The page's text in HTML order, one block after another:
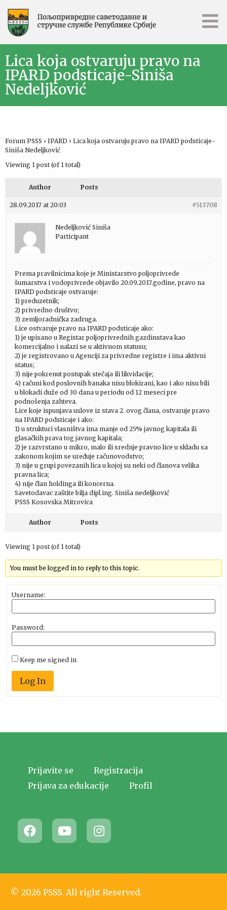
Lica koja ostvaruju pravo na
IPARD podsticaje-Siniša
Nedeljković
Forum PSSS › IPARD › Lica koja ostvaruju pravo na IPARD podsticaje-
Siniša Nedeljković
Viewing 1 post (of 1 total)
Author Posts
28.09.2017 at 20:03 #513708
Nedeljković Siniša
Participant
Prema pravilnicima koje je Ministarstvo poljoprivrede
šumarstva i vodoprivrede objavilo 20.09.2017.godine, pravo na
IPARD podsticaje ostvaruje:
1) preduzetnik;
2) privredno društvo;
3) zemljoradnička zadruga.
Lice ostvaruje pravo na IPARD podsticaje ako:
1) je upisano u Registar poljoprivrednih gazdinstava kao
komercijalno i nalazi se u aktivnom statusu;
2) je registrovano u Agenciji za privredne registre i ima aktivni
status;
3) nije pokrenut postupak stečaja ili likvidacije;
4) računi kod poslovnih banaka nisu blokirani, kao i ako nisu bili
u blokadi duže od 30 dana u periodu od 12 meseci pre
podnošenja zahteva.
Lice koje ispunjava uslove iz stava 2. ovog člana, ostvaruje pravo
na IPARD podsticaje i ako:
1) u strukturi vlasništva ima manje od 25% javnog kapitala ili
glasačkih prava tog javnog kapitala;
2) je razvrstano u mikro, malo ili srednje pravno lice u skladu sa
zakonom kojim se uređuje računovodstvo;
3) nije u grupi povezanih lica u kojoj su neki od članova velika
pravna lica;
4) nije član holdinga ili koncerna.
Savetodavac zaštite bilja dipl.ing. Siniša nedeljković
PSSS Kosovska Mitrovica
Author Posts
Viewing 1 post (of 1 total)
You must be logged in to reply to this topic.
Username:
Password:
Keep me signed in
Log In
Prijavite se
Registracija
Prijava za edukacije
Profil
© 2026 PSSS. All right Reserved.